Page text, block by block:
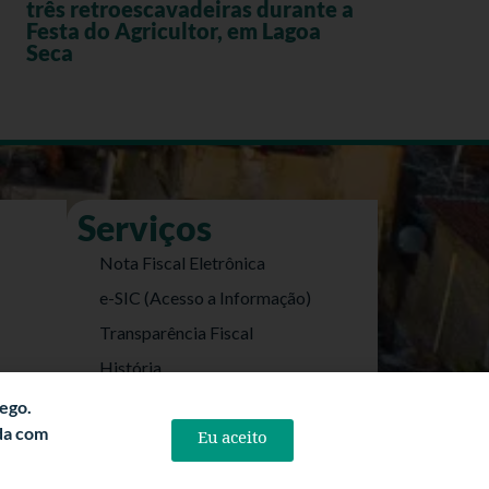
três retroescavadeiras durante a
Festa do Agricultor, em Lagoa
Seca
Serviços
Nota Fiscal Eletrônica
e-SIC (Acesso a Informação)
Transparência Fiscal
História
Politica de Privacidade
com
Eu aceito